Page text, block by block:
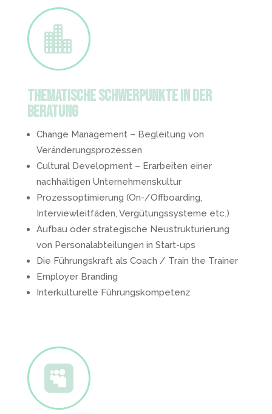

Thematische Schwerpunkte in der
Beratung
Change Management – Begleitung von
Veränderungsprozessen
Cultural Development – Erarbeiten einer
nachhaltigen Unternehmenskultur
Prozessoptimierung (On-/Offboarding,
Interviewleitfäden, Vergütungssysteme etc.)
Aufbau oder strategische Neustrukturierung
von Personalabteilungen in Start-ups
Die Führungskraft als Coach / Train the Trainer
Employer Branding
Interkulturelle Führungskompetenz
